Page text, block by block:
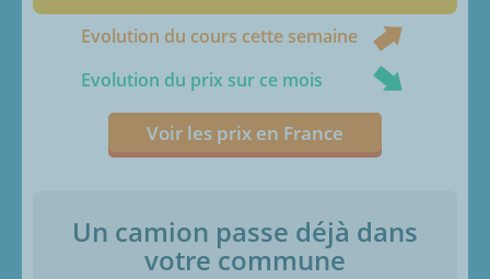
Evolution du cours cette semaine
Evolution du prix sur ce mois
Voir les prix en France
Un camion passe déjà dans
votre commune